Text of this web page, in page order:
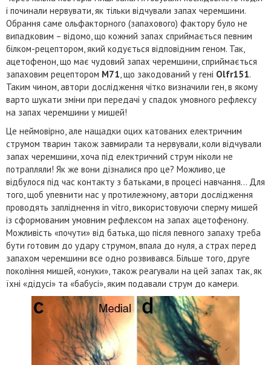
і починали нервувати, як тільки відчували запах черемшини.
Обрання саме ольфакторного (запахового) фактору було не
випадковим – відомо, що кожний запах сприймається певним
білком-рецептором, який кодується відповідним геном. Так,
ацетофенон, що має чудовий запах черемшини, сприймається
запаховим рецептором М71, що закодований у гені Olfr151.
Таким чином, автори дослідження чітко визначили ген, в якому
варто шукати зміни при передачі у спадок умовного рефлексу
на запах черемшини у мишей!
Це неймовірно, але нащадки оцих катованих електричним
струмом тварин також завмирали та нервували, коли відчували
запах черемшини, хоча під електричний струм ніколи не
потрапляли! Як же вони дізналися про це? Можливо, це
відбулося під час контакту з батьками, в процесі навчання… Для
того, щоб упевнити нас у протилежному, автори дослідження
проводять запліднення іn vitro, використовуючи сперму мишей
із сформованим умовним рефлексом на запах ацетофенону.
Можливість «почути» від батька, що після певного запаху треба
бути готовим до удару струмом, впала до нуля, а страх перед
запахом черемшини все одно розвивався. Більше того, друге
покоління мишей, «онуки», також реагували на цей запах так, як
їхні «дідусі» та «бабусі», яким подавали струм до камери.